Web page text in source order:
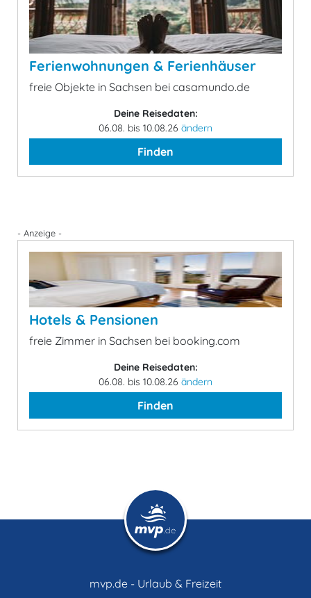
Ferienwohnungen & Ferienhäuser
freie Objekte in Sachsen bei casamundo.de
Deine Reisedaten:
06.08. bis 10.08.26 ändern
Finden
- Anzeige -
Hotels & Pensionen
freie Zimmer in Sachsen bei booking.com
Deine Reisedaten:
06.08. bis 10.08.26 ändern
Finden
mvp.de - Urlaub & Freizeit